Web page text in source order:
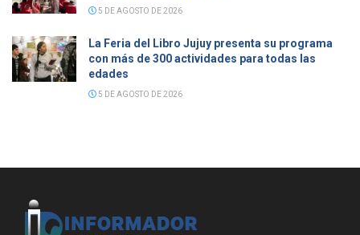
5 DE AGOSTO DE 2026
La Feria del Libro Jujuy presenta su programa
con más de 300 actividades para todas las
edades
5 DE AGOSTO DE 2026